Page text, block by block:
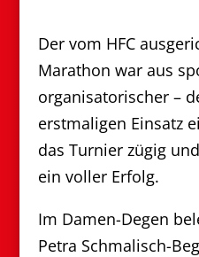
Der vom HFC
Marathon war aus
organisatorischer –
erstmaligen Einsatz
das Turnier zügig
ein voller Erfolg.
Im Damen-Degen
Petra Schmalisch-